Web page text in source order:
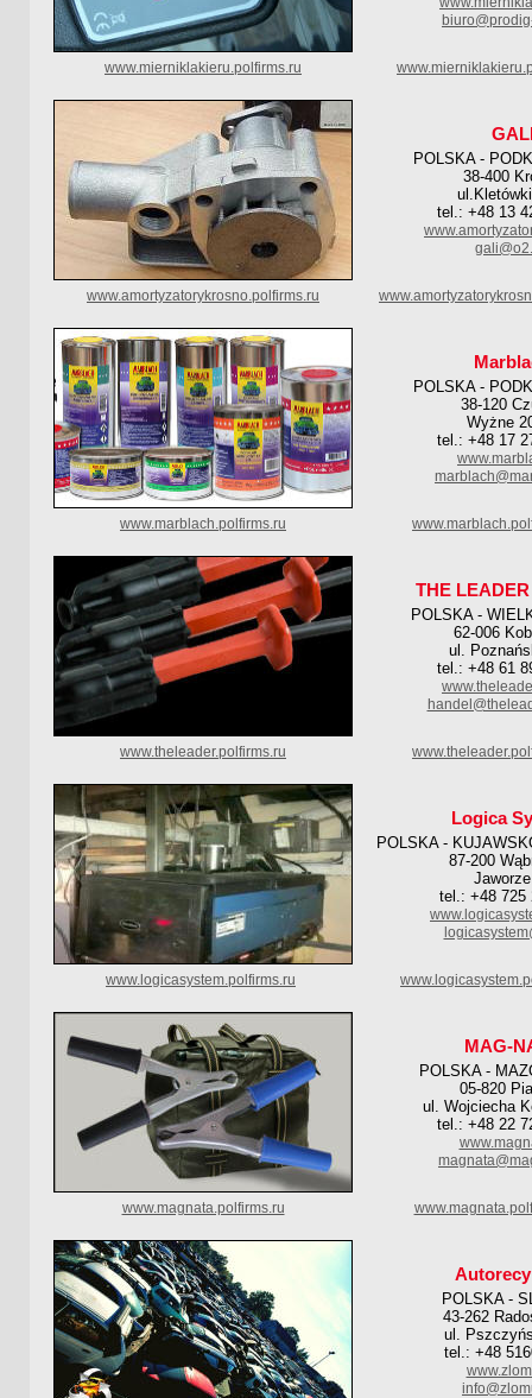
www.mierniklakieru.polfirms.ru
POLSKA -
38-400
tel.: +48 13
www.amortyzatorykrosno.polfirms.ru
POLSKA -
38-120
Wyżne
tel.: +48 17
www.marblach.polfirms.ru
THE
POLSKA -
62-006
ul.
tel.: +48 61
www.theleader.polfirms.ru
Logica
POLSKA -
87-200
tel.: +48 725
www.logicasystem.polfirms.ru
MAG-
POLSKA -
05-820
ul. Wojciecha
tel.: +48 22
www.magnata.polfirms.ru
POLSKA -
43-262
ul.
tel.: +48